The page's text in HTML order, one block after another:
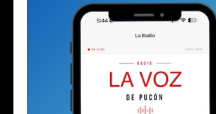
ESTO PODRÍA
Plan de
sería publicado la próxima
próximos diez días
Alcalde no acepta la